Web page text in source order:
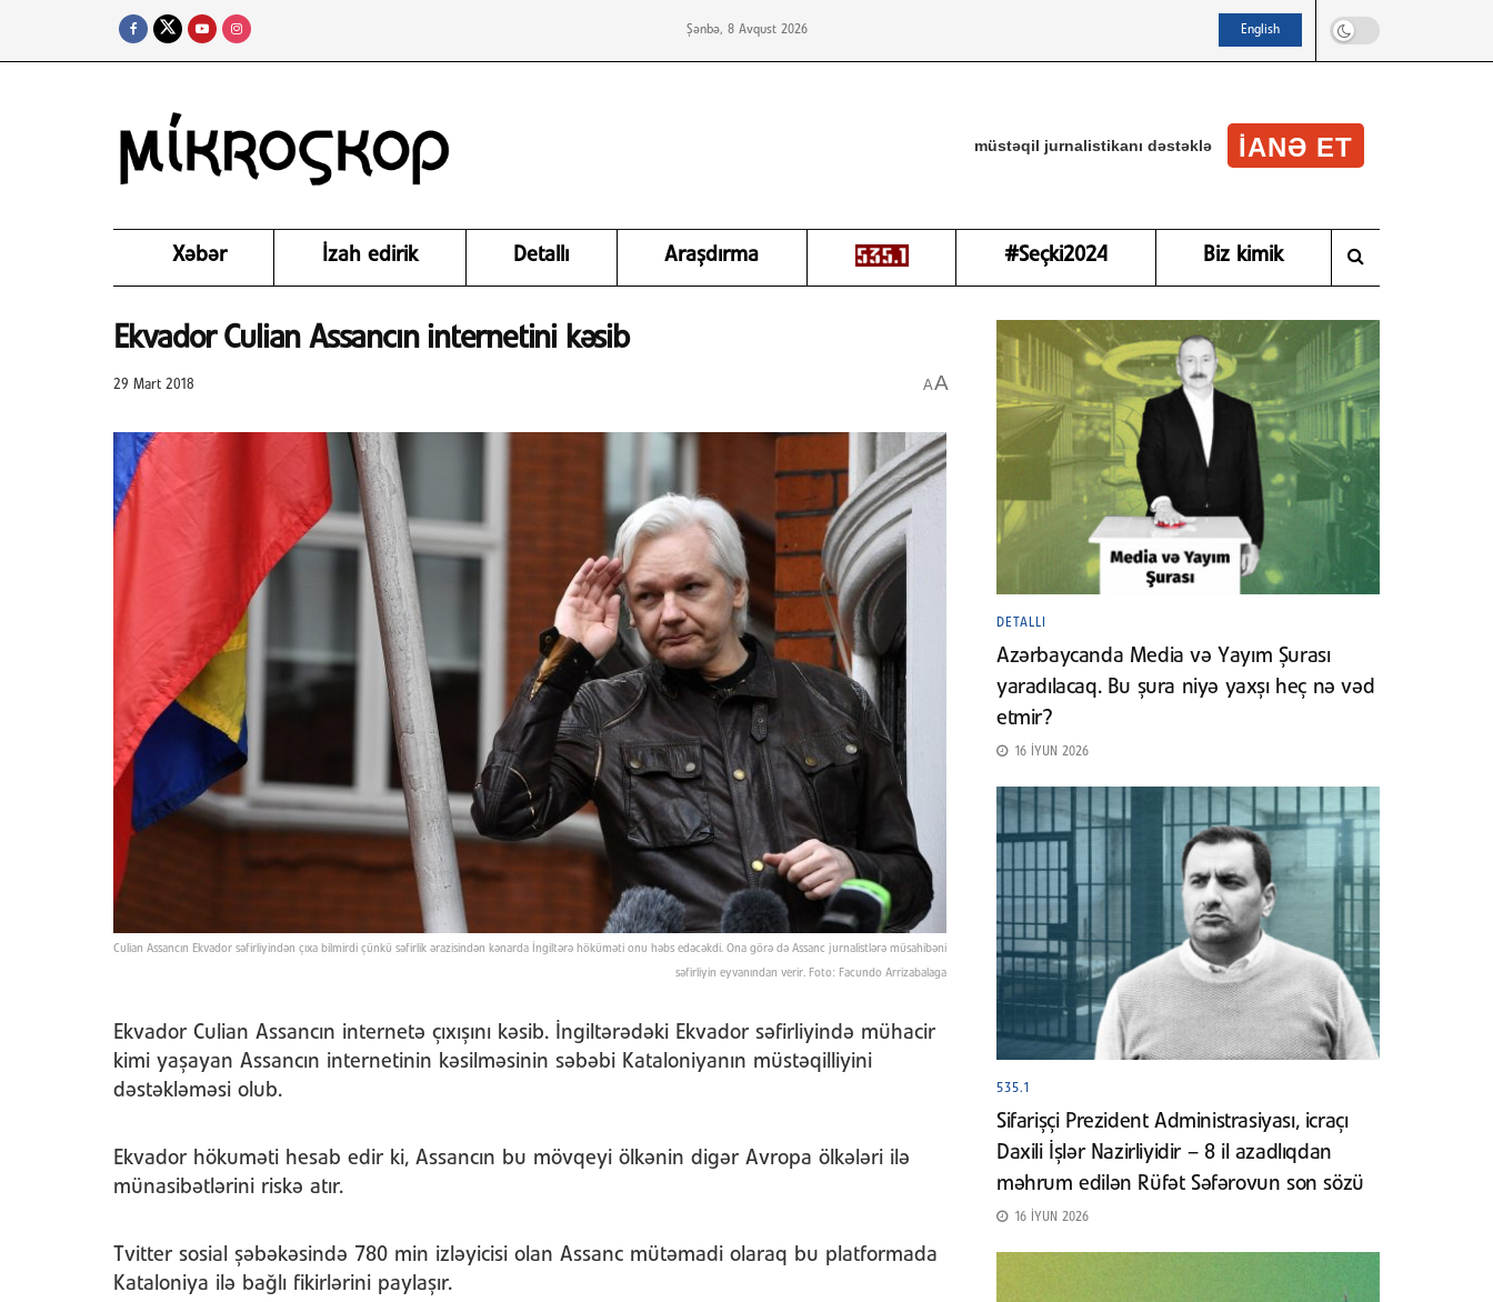
Şənbə, 8 Avqust 2026 English
müstəqil jurnalistikanı dəstəklə IANƏ ET
Xəbər İzah edirik Detallı Araşdırma #Seçki2024 Biz kimik
Ekvador Culian Assancın internetini kəsib
29 Mart 2018 AA
Culian Assancın Ekvador səfirliyindən çıxa bilmirdi çünkü səfirlik ərazisindən kənarda İngiltərə höküməti onu həbs edəcəkdi. Ona görə də Assanc jurnalistlərə müsahibəni
səfirliyin eyvanından verir. Foto: Facundo Arrizabalaga
Ekvador Culian Assancın internetə çıxışını kəsib. İngiltərədəki Ekvador səfirliyində mühacir
kimi yaşayan Assancın internetinin kəsilməsinin səbəbi Kataloniyanın müstəqilliyini
dəstəkləməsi olub.
Ekvador hökuməti hesab edir ki, Assancın bu mövqeyi ölkənin digər Avropa ölkələri ilə
münasibətlərini riskə atır.
Tvitter sosial şəbəkəsində 780 min izləyicisi olan Assanc mütəmadi olaraq bu platformada
Kataloniya ilə bağlı fikirlərini paylaşır.
DETALLI
Azərbaycanda Media və Yayım Şurası
yaradılacaq. Bu şura niyə yaxşı heç nə vəd
etmir?
16 İYUN 2026
535.1
Sifarişçi Prezident Administrasiyası, icraçı
Daxili İşlər Nazirliyidir – 8 il azadlıqdan
məhrum edilən Rüfət Səfərovun son sözü
16 İYUN 2026